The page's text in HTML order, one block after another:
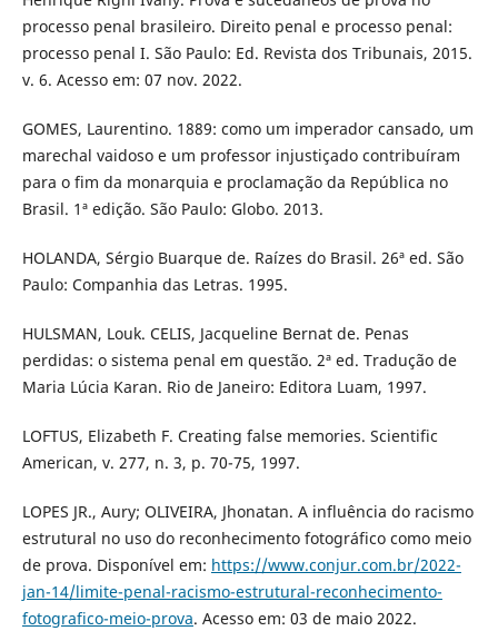
processo penal brasileiro. Direito penal e processo penal:
processo penal I. São Paulo: Ed. Revista dos Tribunais, 2015.
v. 6. Acesso em: 07 nov. 2022.
GOMES, Laurentino. 1889: como um imperador cansado, um
marechal vaidoso e um professor injustiçado contribuíram
para o fim da monarquia e proclamação da República no
Brasil. 1ª edição. São Paulo: Globo. 2013.
HOLANDA, Sérgio Buarque de. Raízes do Brasil. 26ª ed. São
Paulo: Companhia das Letras. 1995.
HULSMAN, Louk. CELIS, Jacqueline Bernat de. Penas
perdidas: o sistema penal em questão. 2ª ed. Tradução de
Maria Lúcia Karan. Rio de Janeiro: Editora Luam, 1997.
LOFTUS, Elizabeth F. Creating false memories. Scientific
American, v. 277, n. 3, p. 70-75, 1997.
LOPES JR., Aury; OLIVEIRA, Jhonatan. A influência do racismo
estrutural no uso do reconhecimento fotográfico como meio
de prova. Disponível em: https://www.conjur.com.br/2022-
jan-14/limite-penal-racismo-estrutural-reconhecimento-
fotografico-meio-prova. Acesso em: 03 de maio 2022.